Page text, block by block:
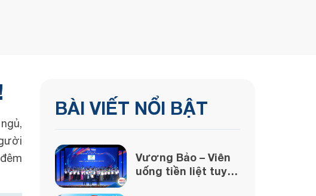
BÀI VIẾT NỔI BẬT
Vương Bảo – Viên
uống tiền liệt tuyến